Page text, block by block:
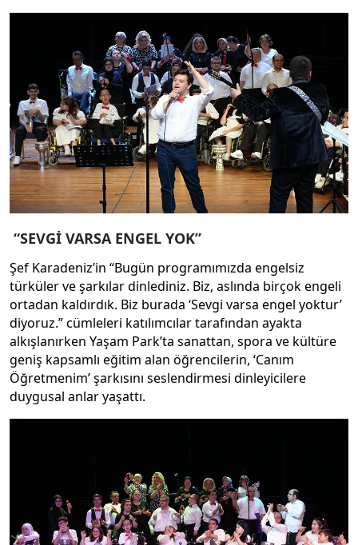
“SEVGİ VARSA ENGEL YOK”
Şef Karadeniz’in “Bugün programımızda engelsiz
türküler ve şarkılar dinlediniz. Biz, aslında birçok engeli
ortadan kaldırdık. Biz burada ‘Sevgi varsa engel yoktur’
diyoruz.” cümleleri katılımcılar tarafından ayakta
alkışlanırken Yaşam Park’ta sanattan, spora ve kültüre
geniş kapsamlı eğitim alan öğrencilerin, ‘Canım
Öğretmenim’ şarkısını seslendirmesi dinleyicilere
duygusal anlar yaşattı.